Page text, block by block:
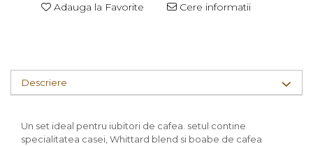
Adauga la Favorite Cere informatii
Descriere
Un set ideal pentru iubitori de cafea. setul contine
specialitatea casei, Whittard blend si boabe de cafea